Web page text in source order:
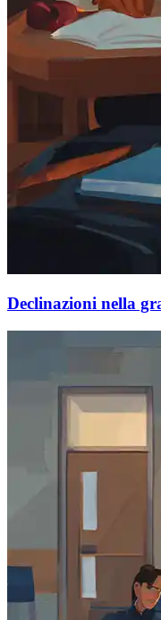
Declinazioni nella